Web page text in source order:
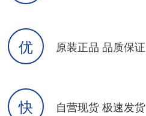
优 原装正品 品质保证
快 自营现货 极速发货